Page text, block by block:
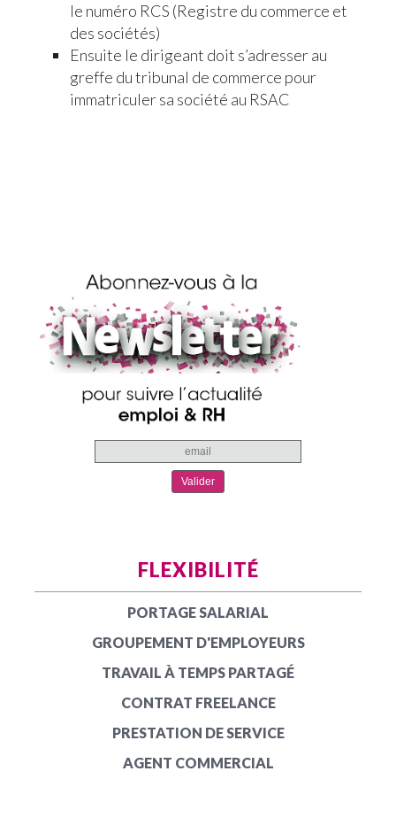
le numéro RCS (Registre du commerce et
des sociétés)
Ensuite le dirigeant doit s’adresser au
greffe du tribunal de commerce pour
immatriculer sa société au RSAC
FLEXIBILITÉ
PORTAGE SALARIAL
GROUPEMENT D'EMPLOYEURS
TRAVAIL À TEMPS PARTAGÉ
CONTRAT FREELANCE
PRESTATION DE SERVICE
AGENT COMMERCIAL